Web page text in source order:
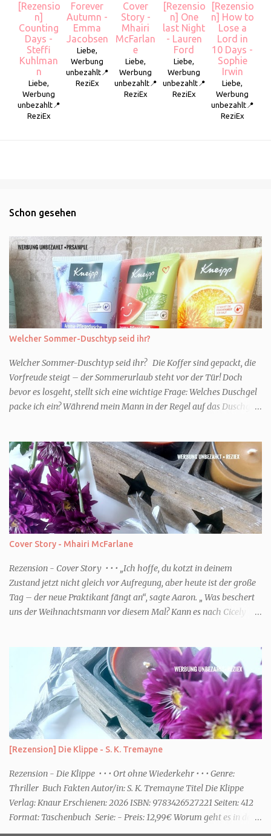
[Rezensio
n]
Counting
Days -
Steffi
Kuhlman
n
Liebe,
Werbung
unbezahlt📍
ReziEx
Forever
Autumn -
Emma
Jacobsen
Liebe,
Werbung
unbezahlt📍
ReziEx
Cover
Story -
Mhairi
McFarlan
e
Liebe,
Werbung
unbezahlt📍
ReziEx
[Rezensio
n] One
last Night
- Lauren
Ford
Liebe,
Werbung
unbezahlt📍
ReziEx
[Rezensio
n] How to
Lose a
Lord in
10 Days -
Sophie
Irwin
Liebe,
Werbung
unbezahlt📍
ReziEx
Schon gesehen
Welcher Sommer-Duschtyp seid ihr?
Welcher Sommer-Duschtyp seid ihr? Die Koffer sind gepackt, die
Vorfreude steigt – der Sommerurlaub steht vor der Tür! Doch
bevor es losgeht, stellt sich eine wichtige Frage: Welches Duschgel
packe ich ein? Während mein Mann in der Regel auf das Duschgel
Urlaub Entspannung und Wellness. Falls ihr ähnlich denkt, lasst
uns doch herausfinden, welcher Duschtyp ihr seid. TYP
GENIESSER Egal, ob Strand oder Städtetrip - für euch gehört
gutes Essen, ein guter Wein oder Cocktail, vielleicht ein gutes Buch
dazu. Ihr liebt es Sonnenuntergänge zu beobachten und genießt
einfach jeden Moment. Dann seid ihr wie ich der Typ Genießer.
Hier empfehle ich tatsächlich Düfte die zur Jahreszeit passen, weil
ihr dann bessere entspannen könnt. Zum Beispiel ein Duschgel mit
einem frisch-fruchtigen Duft, wie die Kneipp Aroma-Pflegedusche
“ Sommer Flirt ...
Cover Story - Mhairi McFarlane
Rezension - Cover Story • • • „Ich hoffe, du kotzt in deinem
Zustand jetzt nicht gleich vor Aufregung, aber heute ist der große
Tag – der neue Praktikant fängt an“, sagte Aaron. „ Was beschert
uns der Weihnachtsmann vor diesem Mal? Kann es nach Cicely
S.8) • • • Genre: Liebe Buch Fakten Autor/in: Mhairi McFarlane Titel
Cover Story Verlag: Knaur Erschienen: 2026 ISBN:
9783426560402 Seiten: 448 Format: Taschenbuch Serie: - Preis:
12,99€ Worum geht es in dem Buch Dank ihres Podcast hat Bel das
Glück als Journalistin für eine renommiert Zeitung zu arbeiten.
Zusammen mit Aaron blödelt sie in der winzige. Zweigstelle den
ganzen Tag herum. Doch dann bekommen sie Connor als
Praktikant. Bel und er verstehen sich so gar nicht. Ausgerechnet
für...
[Rezension] Die Klippe - S. K. Tremayne
Rezension - Die Klippe • • • Ort ohne Wiederkehr • • • Genre:
Thriller Buch Fakten Autor/in: S. K. Tremayne Titel Die Klippe
Verlag: Knaur Erschienen: 2026 ISBN: 9783426527221 Seiten: 412
Format: Taschenbuch Serie: - Preis: 12,99€ Worum geht es in dem
Buch Karenza hat ihre Routinen, als ihr Ex-Mann sie um Hilfe